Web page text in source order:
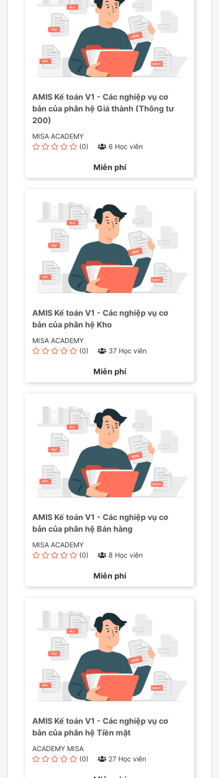
AMIS Kế toán V1 - Các nghiệp vụ cơ
bản của phân hệ Giá thành (Thông tư
200)
MISA ACADEMY
(0)
6 Học viên
Miễn phí
AMIS Kế toán V1 - Các nghiệp vụ cơ
bản của phân hệ Kho
MISA ACADEMY
(0)
37 Học viên
Miễn phí
AMIS Kế toán V1 - Các nghiệp vụ cơ
bản của phân hệ Bán hàng
MISA ACADEMY
(0)
8 Học viên
Miễn phí
AMIS Kế toán V1 - Các nghiệp vụ cơ
bản của phân hệ Tiền mặt
ACADEMY MISA
(0)
27 Học viên